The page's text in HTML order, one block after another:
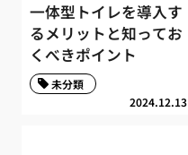
一体型トイレを導入す
るメリットと知ってお
くべきポイント
2024.12.13
未分類